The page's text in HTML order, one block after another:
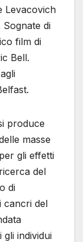
Levacovich
di
film di
Bell.
produce
masse
gli effetti
del
di
cancri del
gli individui